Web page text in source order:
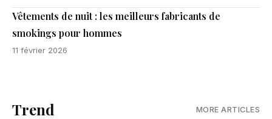
Vêtements de nuit : les meilleurs fabricants de
smokings pour hommes
11 février 2026
Trend MORE ARTICLES